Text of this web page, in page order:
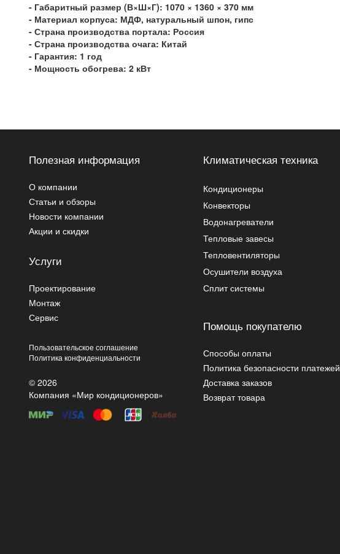
- Габаритный размер (В×Ш×Г): 1070 × 1360 × 370 мм
- Материал корпуса: МДФ, натуральный шпон, гипс
- Страна производства портала: Россия
- Страна производства очага: Китай
- Гарантия: 1 год
- Мощность обогрева: 2 кВт
Полезная информация
О компании
Статьи и обзоры
Новости компании
Акции и скидки
Услуги
Проектирование
Монтаж
Сервис
Климатическая техника
Кондиционеры
Конвекторы
Водонагреватели
Тепловые завесы
Тепловентиляторы
Осушители воздуха
Сплит системы
Пользовательское соглашение
Политика конфиденциальности
© 2026
Компания «Мир кондиционеров»
Помощь покупателю
Способы оплаты
Политика безопасности платежей
Доставка заказов
Возврат товара